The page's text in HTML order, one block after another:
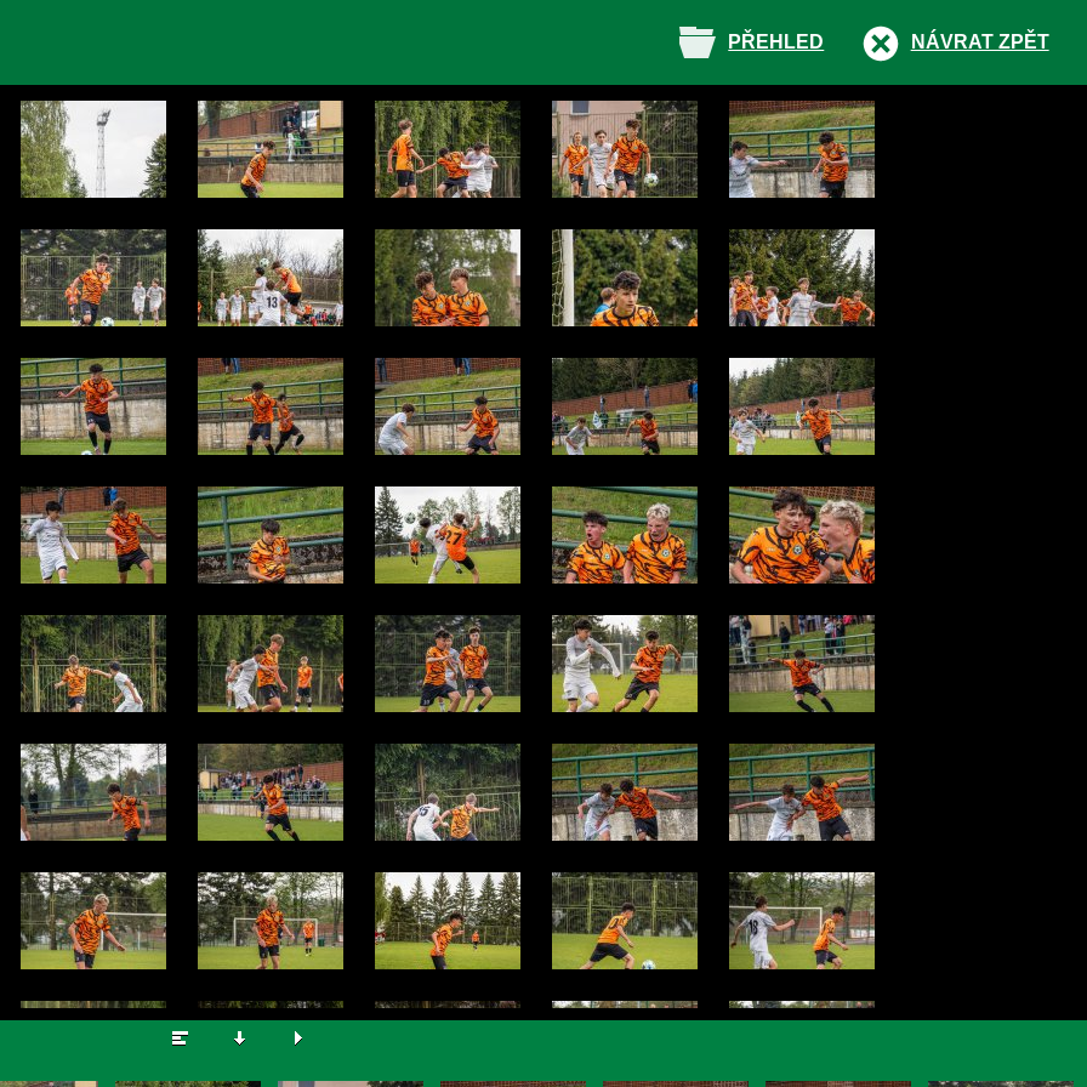
NÁVRAT ZPĚT
PŘEHLED